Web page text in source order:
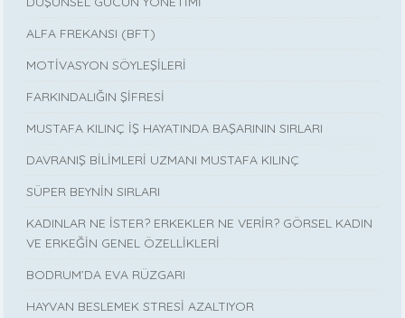
ALFA FREKANSI (BFT)
MOTİVASYON SÖYLEŞİLERİ
FARKINDALIĞIN ŞİFRESİ
MUSTAFA KILINÇ İŞ HAYATINDA BAŞARININ SIRLARI
DAVRANIŞ BİLİMLERİ UZMANI MUSTAFA KILINÇ
SÜPER BEYNİN SIRLARI
KADINLAR NE İSTER? ERKEKLER NE VERİR? GÖRSEL KADIN
VE ERKEĞİN GENEL ÖZELLİKLERİ
BODRUM’DA EVA RÜZGARI
HAYVAN BESLEMEK STRESİ AZALTIYOR